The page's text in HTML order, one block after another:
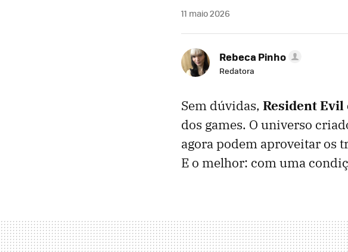
11 maio 2026
Rebeca Pinho
Redatora
Sem dúvidas, Resident Evil
dos games. O universo
agora podem aproveitar os
E o melhor: com uma